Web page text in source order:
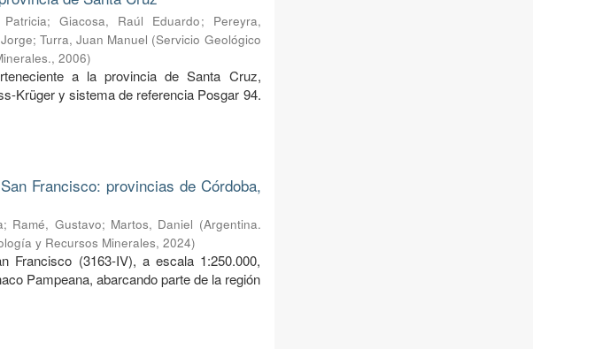
;Giacosa, Raúl Eduardo; Pereyra,
;Turra, Juan Manuel (Servicio Geológico
,2006)
a la provincia de Santa Cruz,
Krüger y sistema de referencia Posgar 94.
Francisco: provincias de Córdoba,
; Ramé, Gustavo; Martos, Daniel (Argentina.
y Recursos Minerales,2024)
Francisco (3163-IV), a escala 1:250.000,
Pampeana, abarcando parte de la región